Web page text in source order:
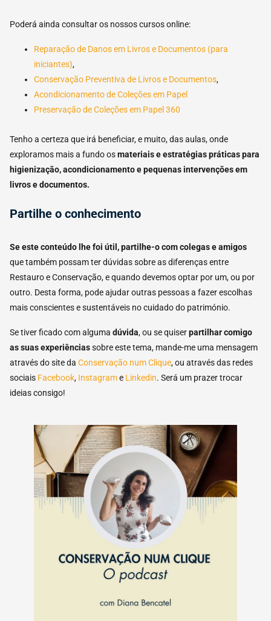
Poderá ainda consultar os nossos cursos online:
Reparação de Danos em Livros e Documentos (para
iniciantes),
Conservação Preventiva de Livros e Documentos,
Acondicionamento de Coleções em Papel
Preservação de Coleções em Papel 360
Tenho a certeza que irá beneficiar, e muito, das aulas, onde
exploramos mais a fundo osmateriais e estratégias práticas para
higienização,acondicionamento e pequenas intervenções em
livros e documentos.
Partilhe o conhecimento
Se este conteúdo lhe foi útil, partilhe-o com colegas e amigos
que também possam ter dúvidas sobre as diferenças entre
Restauro e Conservação, e quando devemos optar por um, ou por
outro. Desta forma, pode ajudar outras pessoas a fazer escolhas
mais conscientes e sustentáveis no cuidado do património.
Se tiver ficado com alguma dúvida, ou se quiserpartilhar comigo
as suas experiênciassobre este tema, mande-me uma mensagem
através do site da Conservação num Clique, ou através das redes
sociais Facebook, Instagrame Linkedin. Será um prazer trocar
ideias consigo!